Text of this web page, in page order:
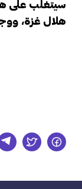
سيتغلب على
هلال غزة،